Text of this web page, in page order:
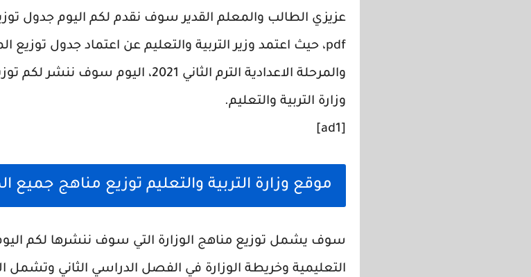
pdf، حيث اعتمد وزير التربية والتعليم عن اعتماد جدول
توزيع
والمرحلة الاعدادية الترم الثاني 2021،
وزارة التربية والتعليم.
[ad1]
موقع وزارة التربية والتعليم توزيع مناهج جميع
سوف يشمل توزيع مناهج الوزارة التي سوف ننشرها لكم
التعليمية وخريطة الوزارة في الفصل الدراسي الثاني وتشمل